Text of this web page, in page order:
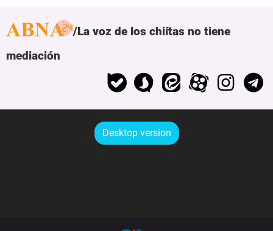
La voz de los chiítas no tiene
mediación
Desktop version